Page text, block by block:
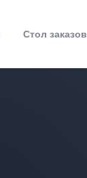
Стол заказов